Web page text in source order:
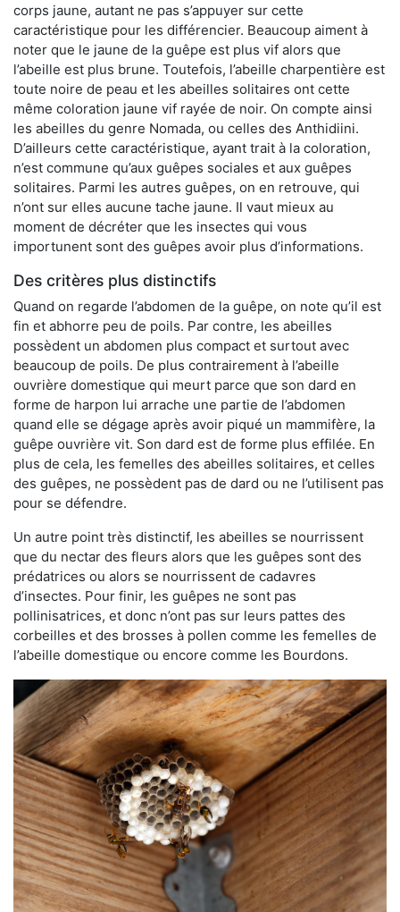
corps jaune, autant ne pas s’appuyer sur cette
caractéristique pour les différencier. Beaucoup aiment à
noter que le jaune de la guêpe est plus vif alors que
l’abeille est plus brune. Toutefois, l’abeille charpentière est
toute noire de peau et les abeilles solitaires ont cette
même coloration jaune vif rayée de noir. On compte ainsi
les abeilles du genre Nomada, ou celles des Anthidiini.
D’ailleurs cette caractéristique, ayant trait à la coloration,
n’est commune qu’aux guêpes sociales et aux guêpes
solitaires. Parmi les autres guêpes, on en retrouve, qui
n’ont sur elles aucune tache jaune. Il vaut mieux au
moment de décréter que les insectes qui vous
importunent sont des guêpes avoir plus d’informations.
Des critères plus distinctifs
Quand on regarde l’abdomen de la guêpe, on note qu’il est
fin et abhorre peu de poils. Par contre, les abeilles
possèdent un abdomen plus compact et surtout avec
beaucoup de poils. De plus contrairement à l’abeille
ouvrière domestique qui meurt parce que son dard en
forme de harpon lui arrache une partie de l’abdomen
quand elle se dégage après avoir piqué un mammifère, la
guêpe ouvrière vit. Son dard est de forme plus effilée. En
plus de cela, les femelles des abeilles solitaires, et celles
des guêpes, ne possèdent pas de dard ou ne l’utilisent pas
pour se défendre.
Un autre point très distinctif, les abeilles se nourrissent
que du nectar des fleurs alors que les guêpes sont des
prédatrices ou alors se nourrissent de cadavres
d’insectes. Pour finir, les guêpes ne sont pas
pollinisatrices, et donc n’ont pas sur leurs pattes des
corbeilles et des brosses à pollen comme les femelles de
l’abeille domestique ou encore comme les Bourdons.